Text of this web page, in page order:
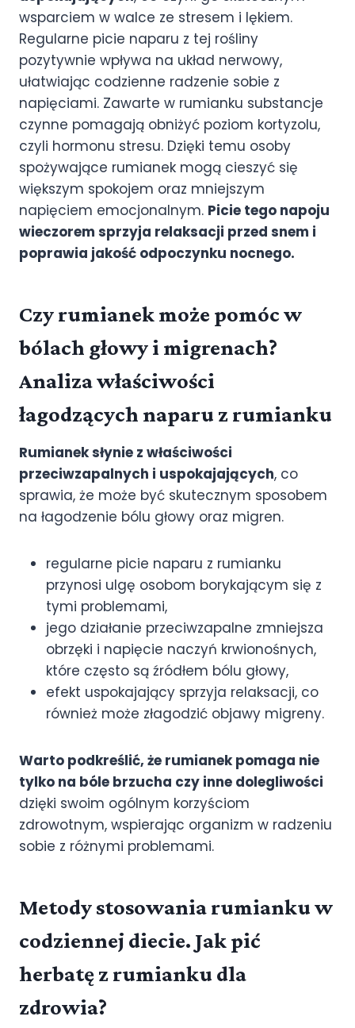
wsparciem w walce ze stresem i lękiem.
Regularne picie naparu z tej rośliny
pozytywnie wpływa na układ nerwowy,
ułatwiając codzienne radzenie sobie z
napięciami. Zawarte w rumianku substancje
czynne pomagają obniżyć poziom kortyzolu,
czyli hormonu stresu. Dzięki temu osoby
spożywające rumianek mogą cieszyć się
większym spokojem oraz mniejszym
napięciem emocjonalnym. Picie tego napoju
wieczorem sprzyja relaksacji przed snem i
poprawia jakość odpoczynku nocnego.
Czy rumianek może pomóc w
bólach głowy i migrenach?
Analiza właściwości
łagodzących naparu z rumianku
Rumianek słynie z właściwości
przeciwzapalnych i uspokajających, co
sprawia, że może być skutecznym sposobem
na łagodzenie bólu głowy oraz migren.
regularne picie naparu z rumianku
przynosi ulgę osobom borykającym się z
tymi problemami,
jego działanie przeciwzapalne zmniejsza
obrzęki i napięcie naczyń krwionośnych,
które często są źródłem bólu głowy,
efekt uspokajający sprzyja relaksacji, co
również może złagodzić objawy migreny.
Warto podkreślić, że rumianek pomaga nie
tylko na bóle brzucha czy inne dolegliwości
dzięki swoim ogólnym korzyściom
zdrowotnym, wspierając organizm w radzeniu
sobie z różnymi problemami.
Metody stosowania rumianku w
codziennej diecie. Jak pić
herbatę z rumianku dla
zdrowia?